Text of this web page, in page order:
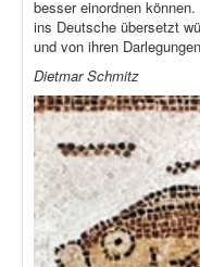
besser einordnen
ins Deutsche übersetzt
und von ihren
Dietmar Schmitz